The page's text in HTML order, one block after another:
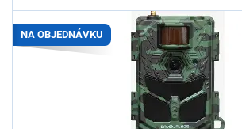
NA OBJEDNÁVKU